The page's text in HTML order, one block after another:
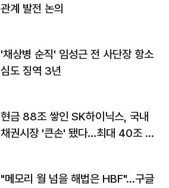
관계 발전 논의
'채상병 순직' 임성근 전 사단장 항소
심도 징역 3년
현금 88조 쌓인 SK하이닉스, 국내
채권시장 '큰손' 됐다…최대 40조 투
"메모리 월 넘을 해법은 HBF"…구글